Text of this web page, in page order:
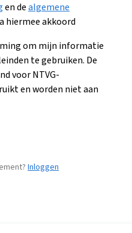
en dealgemene
hiermee akkoord
om mijn informatie
te gebruiken. De
voor NTVG-
en worden niet aan
Inloggen